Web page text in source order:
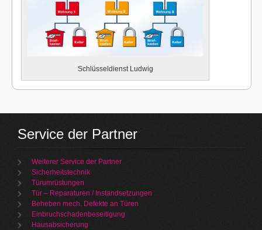
Schlüsseldienst Ludwig
Service der Partner
Weiterer Service der Partner
Sicherheitstechnik
Türumrüstungen
Tür – Reparaturen / Instandsetzungen
Beheben mech. Defekte an Türen
Einbruchschadenbeseitigung
Hausabsicherung